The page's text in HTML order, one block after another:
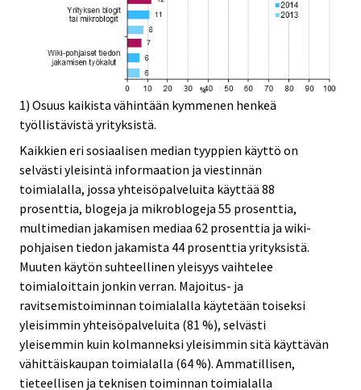
1) Osuus kaikista vähintään kymmenen henkeä
työllistävistä yrityksistä.
Kaikkien eri sosiaalisen median tyyppien käyttö on
selvästi yleisintä informaation ja viestinnän
toimialalla, jossa yhteisöpalveluita käyttää 88
prosenttia, blogeja ja mikroblogeja 55 prosenttia,
multimedian jakamisen mediaa 62 prosenttia ja wiki-
pohjaisen tiedon jakamista 44 prosenttia yrityksistä.
Muuten käytön suhteellinen yleisyys vaihtelee
toimialoittain jonkin verran. Majoitus- ja
ravitsemistoiminnan toimialalla käytetään toiseksi
yleisimmin yhteisöpalveluita (81 %), selvästi
yleisemmin kuin kolmanneksi yleisimmin sitä käyttävän
vähittäiskaupan toimialalla (64 %). Ammatillisen,
tieteellisen ja teknisen toiminnan toimialalla